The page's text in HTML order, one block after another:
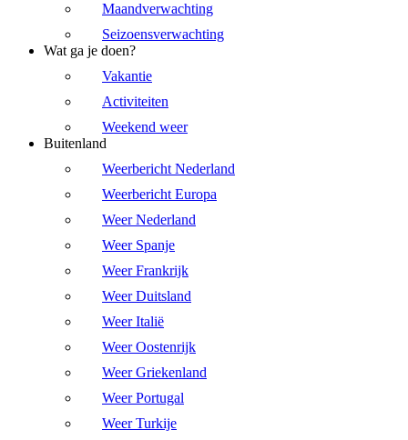
Maandverwachting
Seizoensverwachting
Wat ga je doen?
Vakantie
Activiteiten
Weekend weer
Buitenland
Weerbericht Nederland
Weerbericht Europa
Weer Nederland
Weer Spanje
Weer Frankrijk
Weer Duitsland
Weer Italië
Weer Oostenrijk
Weer Griekenland
Weer Portugal
Weer Turkije